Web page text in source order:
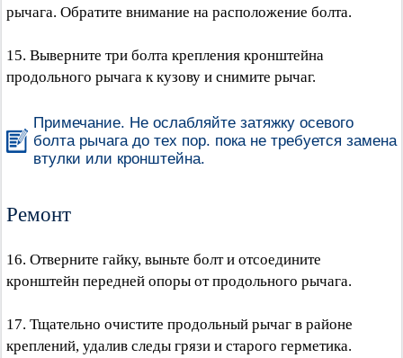
рычага. Обратите внимание на расположение болта.
15. Выверните три болта крепления кронштейна
продольного рычага к кузову и снимите рычаг.
Примечание. Не ослабляйте затяжку осевого
болта рычага до тех пор. пока не требуется замена
втулки или кронштейна.
Ремонт
16. Отверните гайку, выньте болт и отсоедините
кронштейн передней опоры от продольного рычага.
17. Тщательно очистите продольный рычаг в районе
креплений, удалив следы грязи и старого герметика.